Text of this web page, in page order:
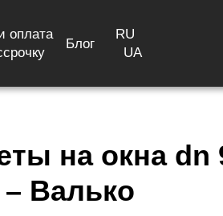
оплата
Блог
RU
UA
на окна dn
– Валько